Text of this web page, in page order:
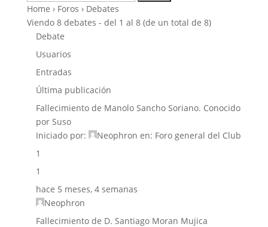
Home › Foros › Debates
Viendo 8 debates - del 1 al 8 (de un total de 8)
Debate
Usuarios
Entradas
Última publicación
Fallecimiento de Manolo Sancho Soriano. Conocido
por Suso
Iniciado por:
Neophron en: Foro general del Club
1
1
hace 5 meses, 4 semanas
Neophron
Fallecimiento de D. Santiago Moran Mujica